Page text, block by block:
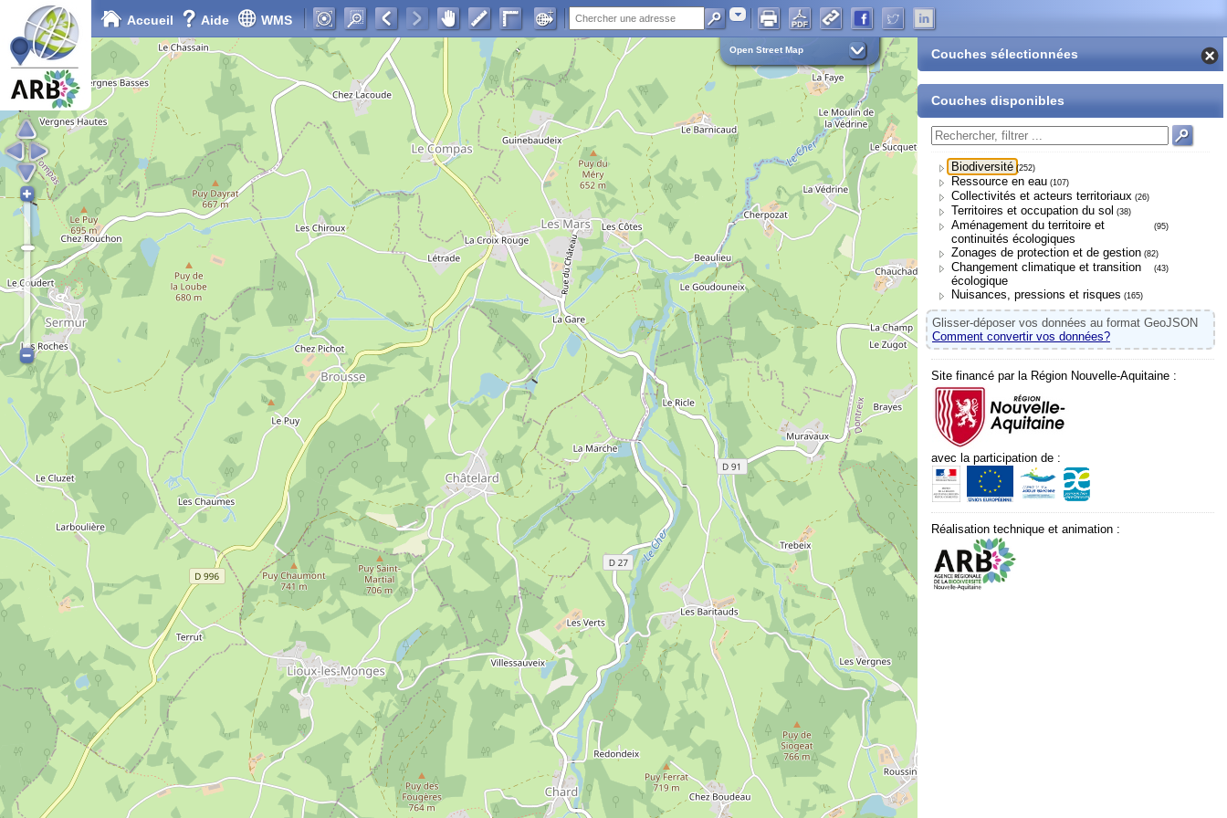
Accueil Aide WMS Adresse
Open Street Map Couches sélectionnées
Couches disponibles
Biodiversité (252)
Ressource en eau (107)
Collectivités et acteurs territoriaux (26)
Territoires et occupation du sol (38)
Aménagement du territoire et
continuités écologiques
(95)
Zonages de protection et de gestion (82)
Changement climatique et transition
écologique
(43)
Nuisances, pressions et risques (165)
Glisser-déposer vos données au format GeoJSON
Comment convertir vos données?
Site financé par la Région Nouvelle-Aquitaine :
avec la participation de :
Réalisation technique et animation :